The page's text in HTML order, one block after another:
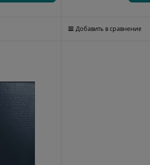
Добавить в сравнение